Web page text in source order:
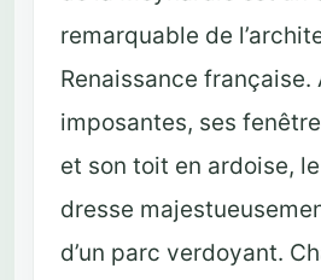
remarquable de
Renaissance française.
imposantes, ses
et son toit en ardoise,
dresse
d’un parc verdoyant.